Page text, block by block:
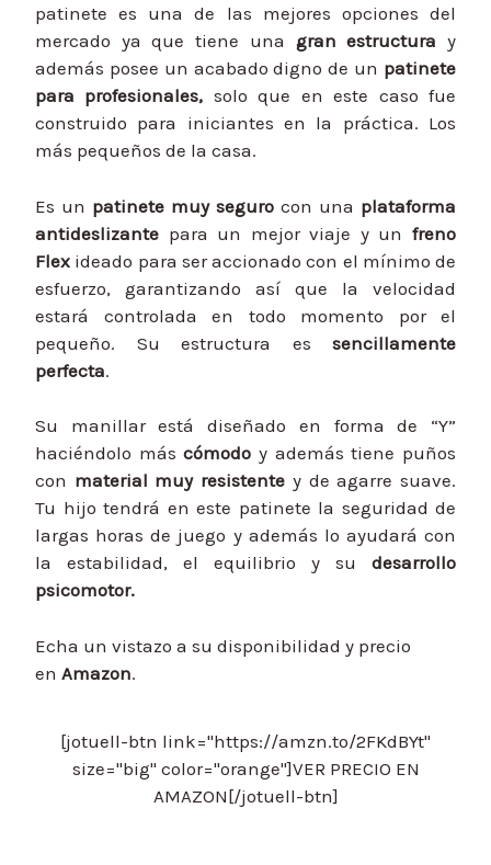
patinete es una de las mejores opciones del
mercado ya que tiene una gran estructura y
además posee un acabado digno de un patinete
para profesionales, solo que en este caso fue
construido para iniciantes en la práctica. Los
más pequeños de la casa.
Es un patinete muy seguro con una plataforma
antideslizante para un mejor viaje y un freno
Flex ideado para ser accionado con el mínimo de
esfuerzo, garantizando así que la velocidad
estará controlada en todo momento por el
pequeño. Su estructura es sencillamente
perfecta.
Su manillar está diseñado en forma de “Y”
haciéndolo máscómodo y además tiene puños
con material muy resistente y de agarre suave.
Tu hijo tendrá en este patinete la seguridad de
largas horas de juego y además lo ayudará con
la estabilidad, el equilibrio y su desarrollo
psicomotor.
Echa un vistazo a su disponibilidad y precio
en Amazon.
[jotuell-btn link="https://amzn.to/2FKdBYt"
size="big" color="orange"]VER PRECIO EN
AMAZON[/jotuell-btn]